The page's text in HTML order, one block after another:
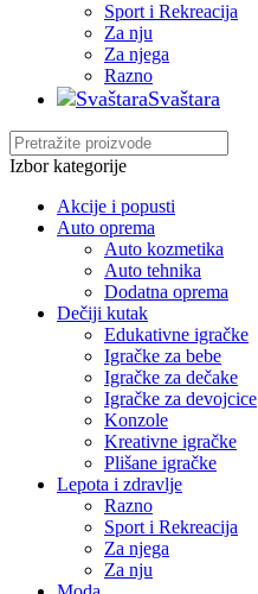
Sport i Rekreacija
Za nju
Za njega
Razno
Svaštara
Izbor kategorije
Akcije i popusti
Auto oprema
Auto kozmetika
Auto tehnika
Dodatna oprema
Dečiji kutak
Edukativne igračke
Igračke za bebe
Igračke za dečake
Igračke za devojcice
Konzole
Kreativne igračke
Plišane igračke
Lepota i zdravlje
Razno
Sport i Rekreacija
Za njega
Za nju